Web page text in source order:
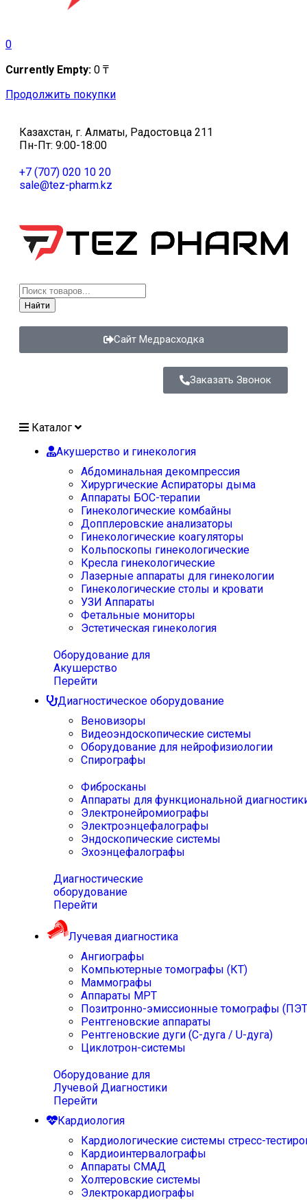
0
Currently Empty: 0 ₸
Продолжить покупки
Казахстан, г. Алматы, Радостовца 211
Пн-Пт: 9:00-18:00
+7 (707) 020 10 20
sale@tez-pharm.kz
Найти
Сайт Медрасходка
Заказать Звонок
Каталог
Акушерство и гинекология
Абдоминальная декомпрессия
Хирургические Аспираторы дыма
Аппараты БОС-терапии
Гинекологические комбайны
Допплеровские анализаторы
Гинекологические коагуляторы
Кольпоскопы гинекологические
Кресла гинекологические
Лазерные аппараты для гинекологии
Гинекологические столы и кровати
УЗИ Аппараты
Фетальные мониторы
Эстетическая гинекология
Оборудование для
Акушерство
Перейти
Диагностическое оборудование
Веновизоры
Видеоэндоскопические системы
Оборудование для нейрофизиологии
Спирографы
Фибросканы
Аппараты для функциональной
Электронейромиографы
Электроэнцефалографы
Эндоскопические системы
Эхоэнцефалографы
Диагностические
оборудование
Перейти
Лучевая диагностика
Ангиографы
Компьютерные томографы (КТ)
Маммографы
Аппараты МРТ
Позитронно-эмиссионные томографы
Рентгеновские аппараты
Рентгеновские дуги (С-дуга / U-дуга)
Циклотрон-системы
Оборудование для
Лучевой Диагностики
Перейти
Кардиология
Кардиологические системы стресс-
Кардиоинтервалографы
Аппараты СМАД
Холтеровские системы
Электрокардиографы